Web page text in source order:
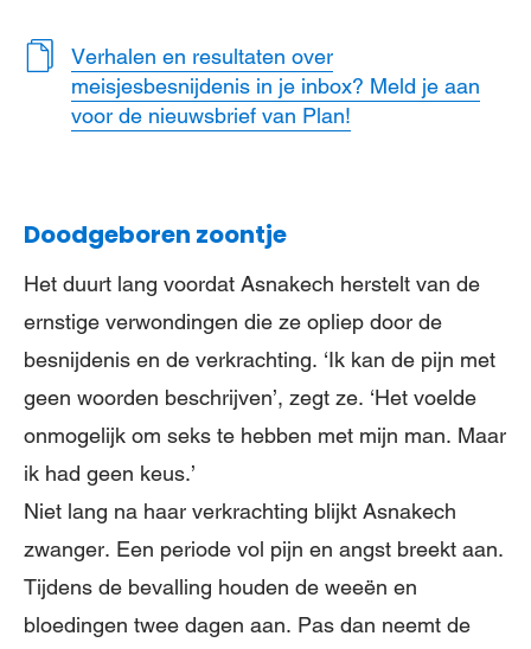
Verhalen en resultaten over
meisjesbesnijdenis in je inbox? Meld je aan
voor de nieuwsbrief van Plan!
Doodgeboren zoontje
Het duurt lang voordat Asnakech herstelt van de
ernstige verwondingen die ze opliep door de
besnijdenis en de verkrachting. ‘Ik kan de pijn met
geen woorden beschrijven’, zegt ze. ‘Het voelde
onmogelijk om seks te hebben met mijn man. Maar
ik had geen keus.’
Niet lang na haar verkrachting blijkt Asnakech
zwanger. Een periode vol pijn en angst breekt aan.
Tijdens de bevalling houden de weeën en
bloedingen twee dagen aan. Pas dan neemt de